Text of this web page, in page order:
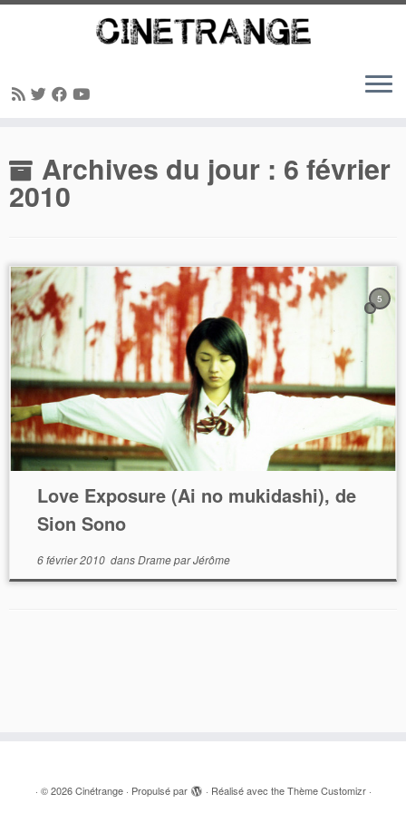
au
contenuArchives du jour : 6 février
2010
5
Love Exposure (Ai no mukidashi), de
Sion Sono
6 février 2010dansDrameparJérôme
· © 2026 Cinétrange· Propulsé par · Réalisé avec theThème Customizr·